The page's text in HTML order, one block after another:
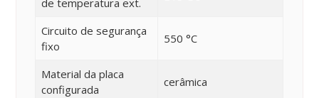
de temperatura ext.
Circuito de segurança
fixo
550 °C
Material da placa
configurada
cerâmica